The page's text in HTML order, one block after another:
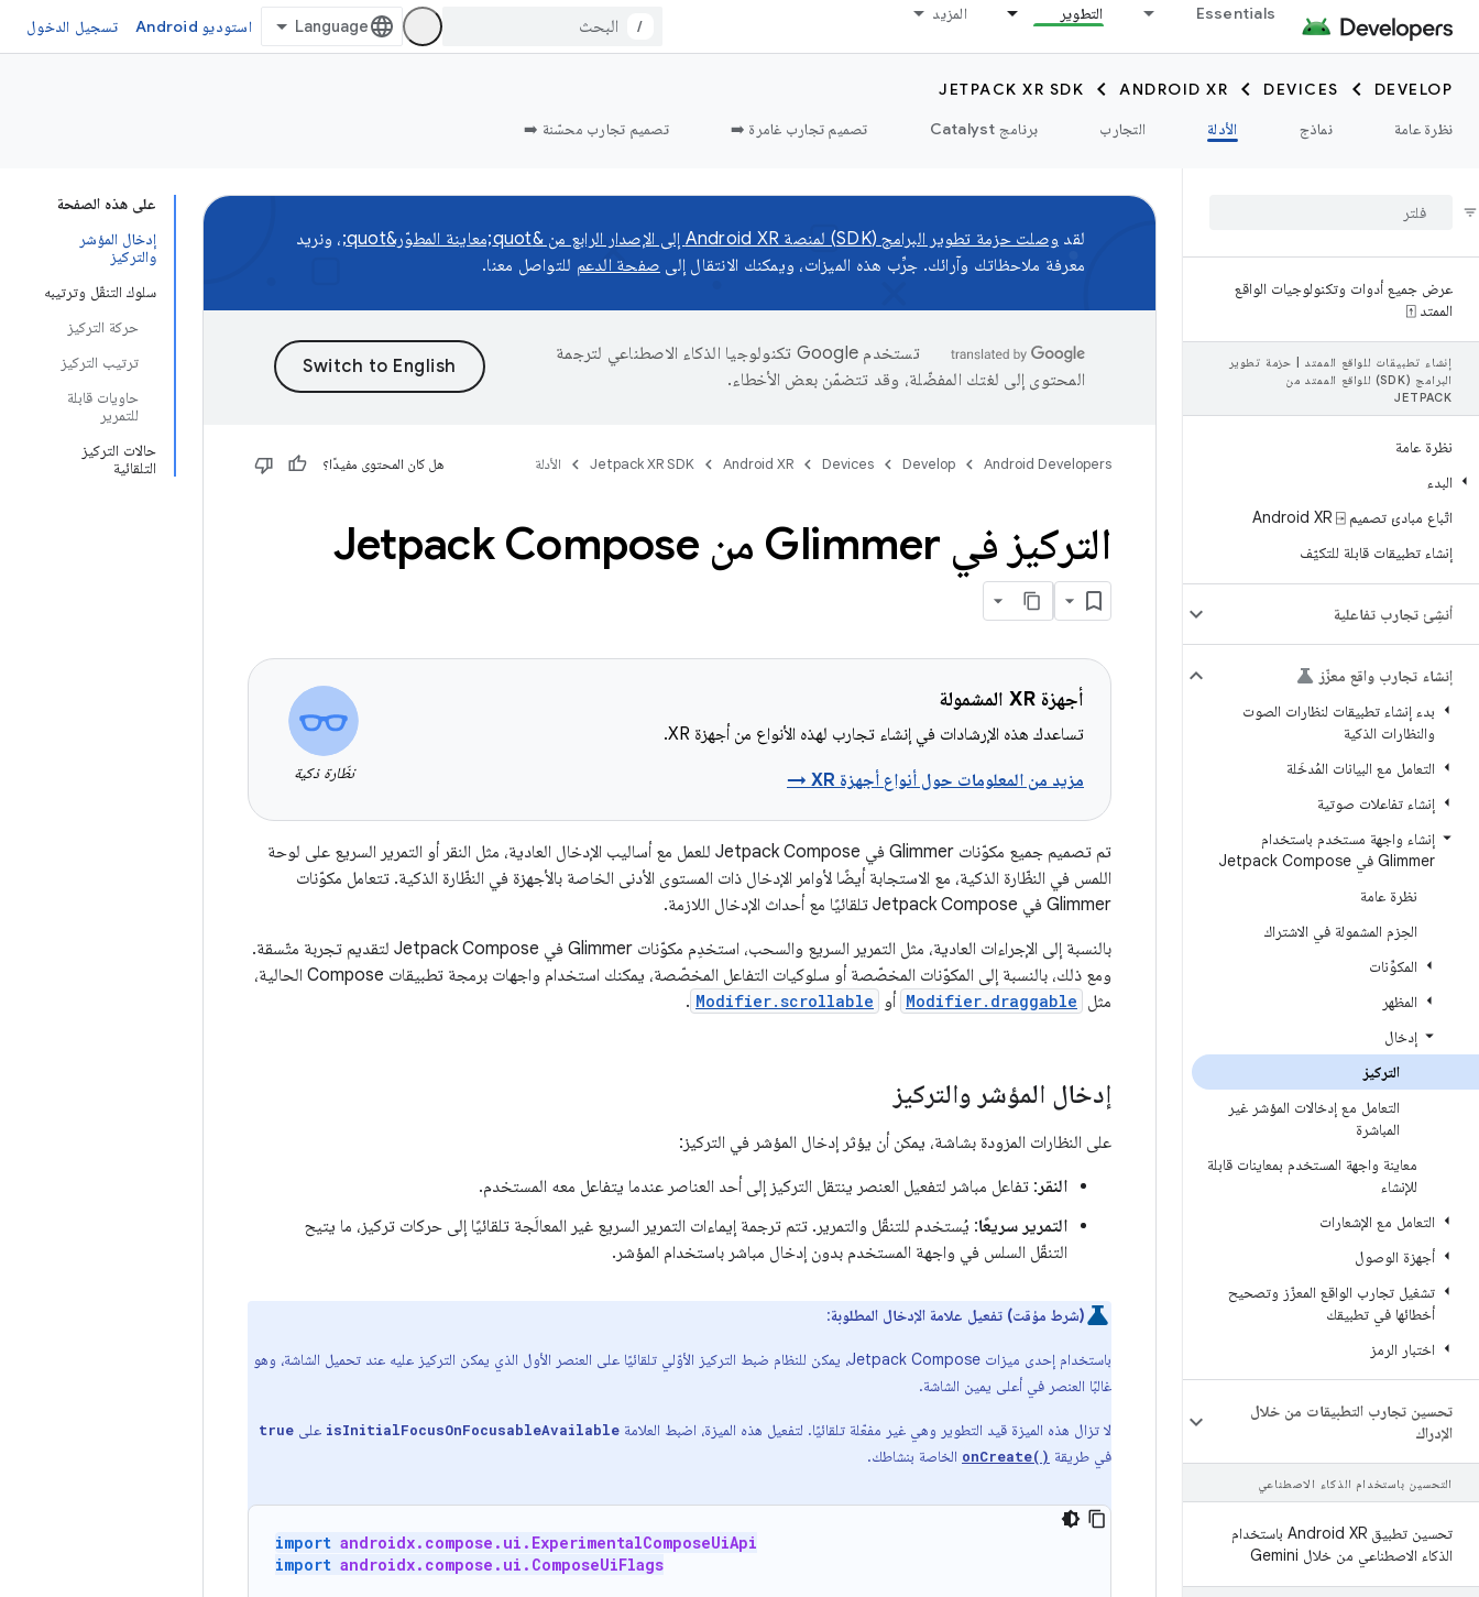
Essentials التطوير المزيد
/ استوديو Android تسجيل الدخول
DEVELOP
DEVICES
ANDROID XR
JETPACK XR SDK
نظرة عامة
نماذج الأدلة التجارب برنامج Catalyst تصميم تجارب غامرة ➡️ تصميم تجارب محسّنة ➡️
عرض جميع أدوات وتكنولوجيات الواقع
الممتد ⍐
إنشاء تطبيقات للواقع الممتد
حزمة تطوير
البرامج (SDK) للواقع الممتد من
JETPACK
نظرة عامة
البدء
اتّباع مبادئ تصميم Android XR ⍈
إنشاء تطبيقات قابلة للتكيّف
أنشِئ تجارب تفاعلية
إنشاء تجارب واقع معزّز
بدء إنشاء تطبيقات لنظارات الصوت
والنظارات الذكية
التعامل مع البيانات المُدخَلة
إنشاء تفاعلات صوتية
إنشاء واجهة مستخدم باستخدام
Glimmer في Jetpack Compose
نظرة عامة
الحِزم المشمولة في الاشتراك
المكوِّنات
المظهر
إدخال
التركيز
التعامل مع إدخالات المؤشر غير
المباشرة
معاينة واجهة المستخدم بمعاينات قابلة
للإنشاء
التعامل مع الإشعارات
أجهزة الوصول
تشغيل تجارب الواقع المعزّز وتصحيح
أخطائها في تطبيقك
اختبار الرمز
تحسين تجارب التطبيقات من خلال
الإدراك
التحسين باستخدام الذكاء الاصطناعي
تحسين تطبيق Android XR باستخدام
الذكاء الاصطناعي من خلال Gemini
على هذه الصفحة
إدخال المؤشر
والتركيز
سلوك التنقّل وترتيبه
حركة التركيز
ترتيب التركيز
حاويات قابلة
للتمرير
حالات التركيز
التلقائية
لقد وصلت حزمة تطوير البرامج (SDK) لمنصة Android XR إلى الإصدار الرابع من &quot;معاينة المطوّر&quot;
، ونريد
معرفة ملاحظاتك وآرائك. جرِّب هذه الميزات، ويمكنك الانتقال إلى صفحة الدعم للتواصل معنا.
تستخدم Google تكنولوجيا الذكاء الاصطناعي لترجمة
المحتوى إلى لغتك المفضّلة، وقد تتضمّن بعض الأخطاء.
Android Developers
Develop
Devices
Android XR
Jetpack XR SDK الأدلة هل كان المحتوى مفيدًا؟
التركيز في Glimmer من Jetpack Compose
أجهزة XR المشمولة
تساعدك هذه الإرشادات في إنشاء تجارب لهذه الأنواع من أجهزة XR.
مزيد من المعلومات حول أنواع أجهزة XR → نظّارة ذكية
تم تصميم جميع مكوّنات Glimmer في Jetpack Compose للعمل مع أساليب الإدخال العادية، مثل النقر أو التمرير السريع على لوحة
اللمس في النظّارة الذكية، مع الاستجابة أيضًا لأوامر الإدخال ذات المستوى الأدنى الخاصة بالأجهزة في النظّارة الذكية. تتعامل مكوّنات
Glimmer في Jetpack Compose تلقائيًا مع أحداث الإدخال اللازمة.
بالنسبة إلى الإجراءات العادية، مثل التمرير السريع والسحب، استخدِم مكوّنات Glimmer في Jetpack Compose لتقديم تجربة متّسقة.
ومع ذلك، بالنسبة إلى المكوّنات المخصّصة أو سلوكيات التفاعل المخصّصة، يمكنك استخدام واجهات برمجة تطبيقات Compose الحالية،
مثل Modifier.draggable أو Modifier.scrollable
.
إدخال المؤشر والتركيز
على النظارات المزودة بشاشة، يمكن أن يؤثر إدخال المؤشر في التركيز:
النقر : تفاعل مباشر لتفعيل العنصر ينتقل التركيز إلى أحد العناصر عندما يتفاعل معه المستخدم.
التمرير سريعًا: يُستخدم للتنقّل والتمرير. تتم ترجمة إيماءات التمرير السريع غير المعالَجة تلقائيًا إلى حركات تركيز، ما يتيح
التنقّل السلس في واجهة المستخدم بدون إدخال مباشر باستخدام المؤشر.
(شرط مؤقت) تفعيل علامة الإدخال المطلوبة:
باستخدام إحدى ميزات Jetpack Compose، يمكن للنظام ضبط التركيز الأوّلي تلقائيًا على العنصر الأول الذي يمكن التركيز عليه عند تحميل الشاشة، وهو
غالبًا العنصر في أعلى يمين الشاشة.
لا تزال هذه الميزة قيد التطوير وهي غير مفعّلة تلقائيًا. لتفعيل هذه الميزة، اضبط العلامة isInitialFocusOnFocusableAvailable على true
في طريقة onCreate() الخاصة بنشاطك.
import androidx.compose.ui.ExperimentalComposeUiApi
import androidx.compose.ui.ComposeUiFlags